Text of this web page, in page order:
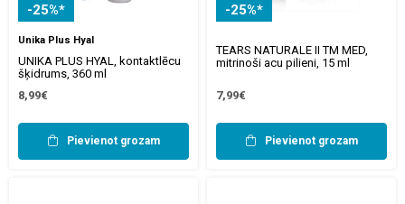
-25%*
Unika Plus Hyal
UNIKA PLUS HYAL, kontaktlēcu
šķidrums, 360 ml
8,99€
Pievienot grozam
-25%*
TEARS NATURALE II TM MED,
mitrinoši acu pilieni, 15 ml
7,99€
Pievienot grozam